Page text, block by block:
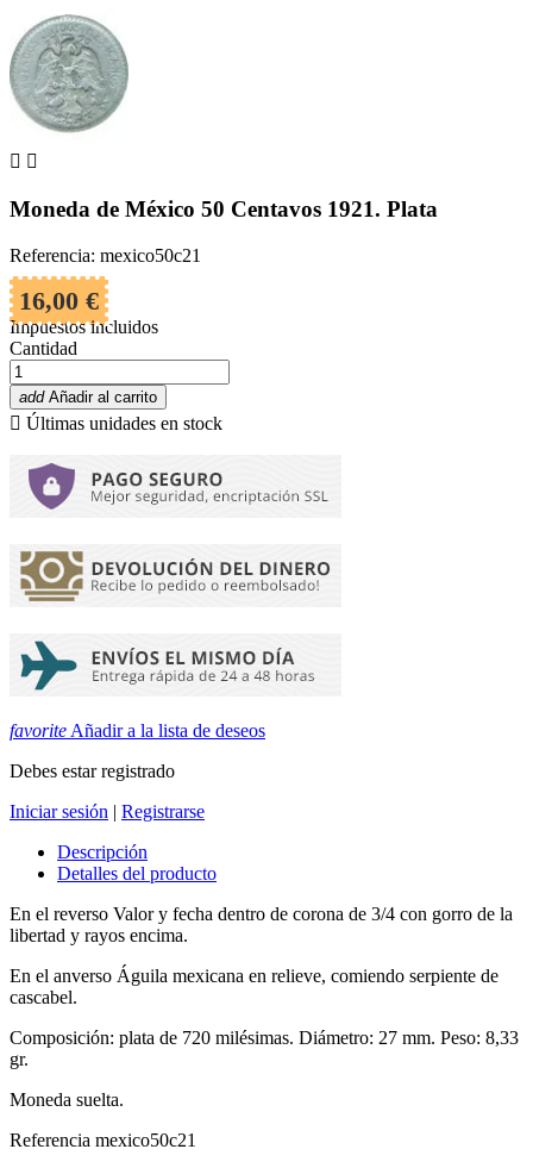
 
Moneda de México 50 Centavos 1921. Plata
Referencia: mexico50c21
16,00 €
Impuestos incluidos
Cantidad
add Añadir al carrito
 Últimas unidades en stock
favorite Añadir a la lista de deseos
Debes estar registrado
Iniciar sesión | Registrarse
Descripción
Detalles del producto
En el reverso Valor y fecha dentro de corona de 3/4 con gorro de la
libertad y rayos encima.
En el anverso Águila mexicana en relieve, comiendo serpiente de
cascabel.
Composición: plata de 720 milésimas. Diámetro: 27 mm. Peso: 8,33
gr.
Moneda suelta.
Referencia mexico50c21